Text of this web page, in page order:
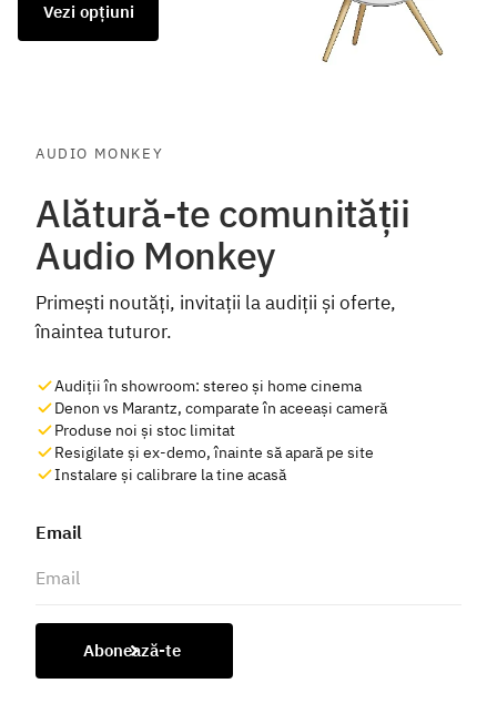
Vezi opțiuni Vezi opțiuni
AUDIO MONKEY
Alătură-te comunității
Audio Monkey
Primești noutăți, invitații la audiții și oferte,
înaintea tuturor.
Audiții în showroom: stereo și home cinema
Denon vs Marantz, comparate în aceeași cameră
Produse noi și stoc limitat
Resigilate și ex-demo, înainte să apară pe site
Instalare și calibrare la tine acasă
Email
Abonează-te